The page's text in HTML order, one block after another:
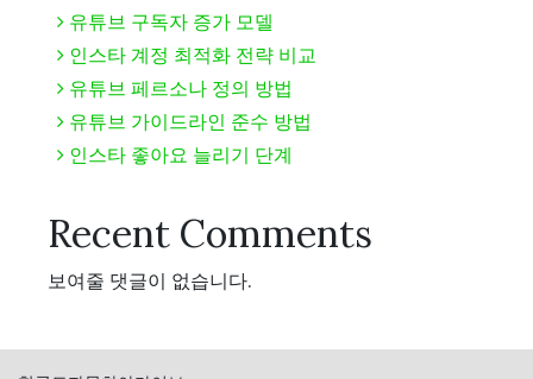
유튜브 구독자 증가 모델
인스타 계정 최적화 전략 비교
유튜브 페르소나 정의 방법
유튜브 가이드라인 준수 방법
인스타 좋아요 늘리기 단계
Recent Comments
보여줄 댓글이 없습니다.